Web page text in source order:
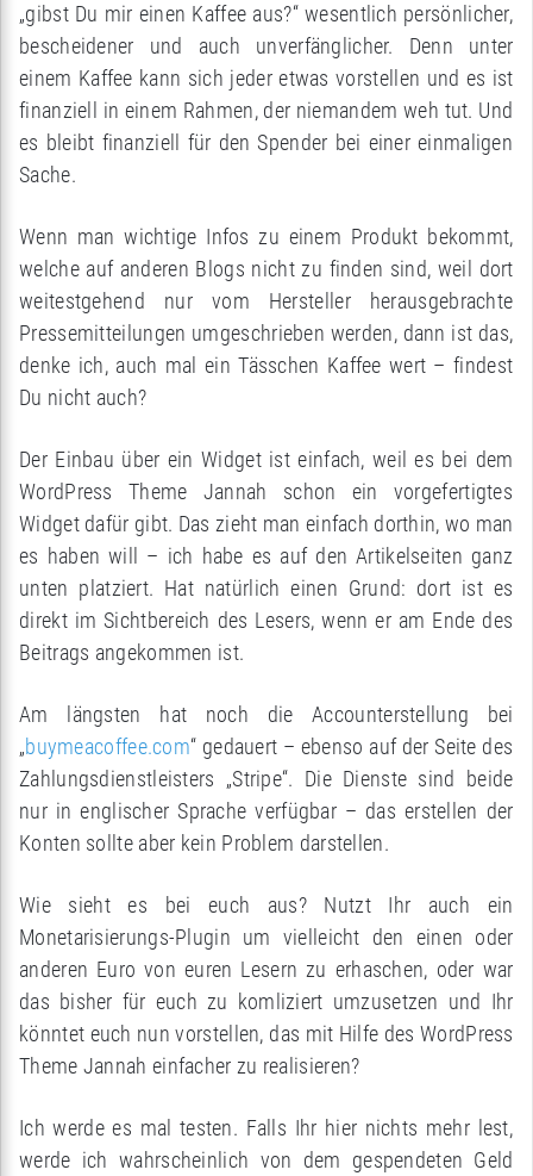
„gibst Du mir einen Kaffee aus?“ wesentlich persönlicher,
bescheidener und auch unverfänglicher. Denn unter
einem Kaffee kann sich jeder etwas vorstellen und es ist
finanziell in einem Rahmen, der niemandem weh tut. Und
es bleibt finanziell für den Spender bei einer einmaligen
Sache.
Wenn man wichtige Infos zu einem Produkt bekommt,
welche auf anderen Blogs nicht zu finden sind, weil dort
weitestgehend nur vom Hersteller herausgebrachte
Pressemitteilungen umgeschrieben werden, dann ist das,
denke ich, auch mal ein Tässchen Kaffee wert – findest
Du nicht auch?
Der Einbau über ein Widget ist einfach, weil es bei dem
WordPress Theme Jannah schon ein vorgefertigtes
Widget dafür gibt. Das zieht man einfach dorthin, wo man
es haben will – ich habe es auf den Artikelseiten ganz
unten platziert. Hat natürlich einen Grund: dort ist es
direkt im Sichtbereich des Lesers, wenn er am Ende des
Beitrags angekommen ist.
Am längsten hat noch die Accounterstellung bei
„buymeacoffee.com“ gedauert – ebenso auf der Seite des
Zahlungsdienstleisters „Stripe“. Die Dienste sind beide
nur in englischer Sprache verfügbar – das erstellen der
Konten sollte aber kein Problem darstellen.
Wie sieht es bei euch aus? Nutzt Ihr auch ein
Monetarisierungs-Plugin um vielleicht den einen oder
anderen Euro von euren Lesern zu erhaschen, oder war
das bisher für euch zu komliziert umzusetzen und Ihr
könntet euch nun vorstellen, das mit Hilfe des WordPress
Theme Jannah einfacher zu realisieren?
Ich werde es mal testen. Falls Ihr hier nichts mehr lest,
werde ich wahrscheinlich von dem gespendeten Geld